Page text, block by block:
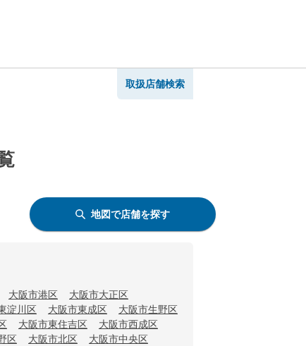
取扱店舗検索
地図で店舗を探す
大阪市港区
大阪市大正区
淀川区 大阪市東成区
大阪市生野区
大阪市東住吉区
大阪市西成区
区 大阪市北区
大阪市中央区